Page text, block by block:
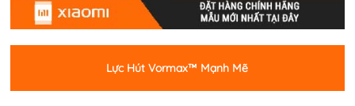
Lực Hút Vormax™ Mạnh Mẽ